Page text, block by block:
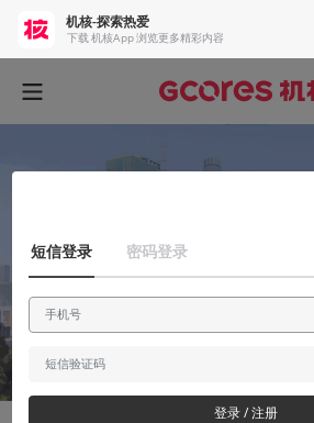
机核-探索热爱
下载 机核App 浏览更多精彩内容
短信登录 密码登录
登录 / 注册